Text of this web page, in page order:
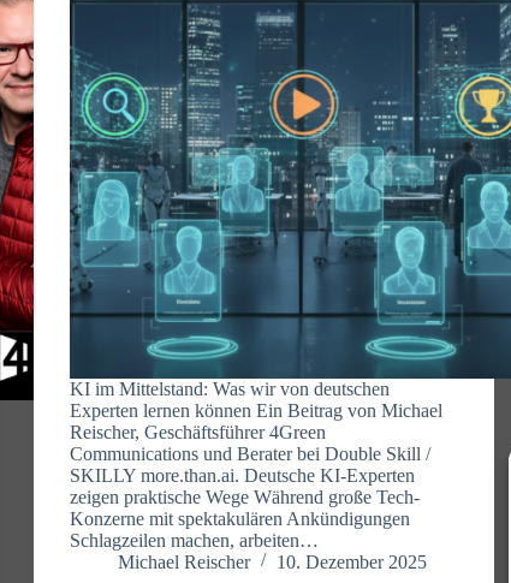
KI im Mittelstand: Was wir von deutschen
Experten lernen können Ein Beitrag von Michael
Reischer, Geschäftsführer 4Green
Communications und Berater bei Double Skill /
SKILLY more.than.ai. Deutsche KI-Experten
zeigen praktische Wege Während große Tech-
Konzerne mit spektakulären Ankündigungen
Schlagzeilen machen, arbeiten…
Michael Reischer
10. Dezember 2025